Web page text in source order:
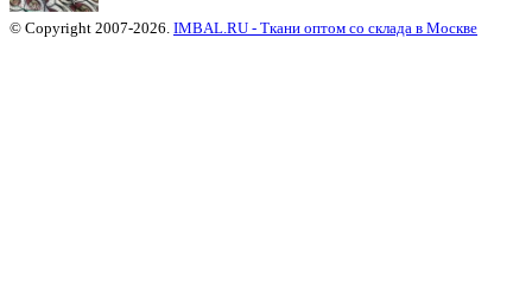
© Copyright 2007-2026. IMBAL.RU - Ткани оптом со склада в Москве